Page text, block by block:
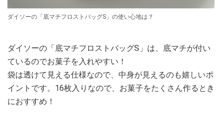
ダイソーの「底マチフロストバッグS」の使い心地は？
ダイソーの「底マチフロストバッグS」は、底マチが付い
ているのでお菓子を入れやすい！
袋は透けて見える仕様なので、中身が見えるのも嬉しいポ
イントです。16枚入りなので、お菓子をたくさん作るとき
におすすめ！